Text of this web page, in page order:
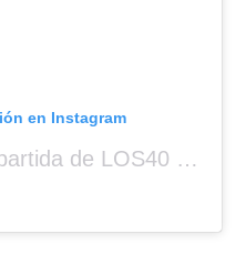
en Instagram
Una publicación compartida de LOS40 Panamá 🇵🇦 🎙️🎶 (@los40panama)